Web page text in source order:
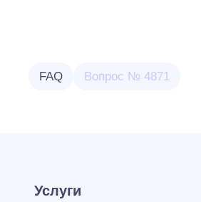
FAQ Вопрос № 4871
Услуги